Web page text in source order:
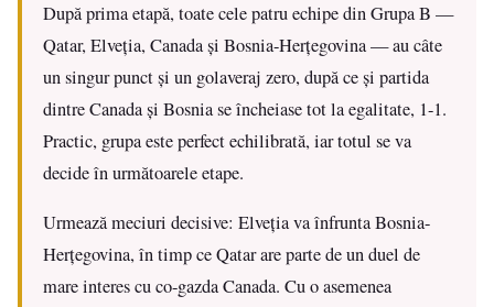
După prima etapă, toate cele patru echipe din Grupa B —
Qatar, Elveția, Canada și Bosnia-Herțegovina — au câte
un singur punct și un golaveraj zero, după ce și partida
dintre Canada și Bosnia se încheiase tot la egalitate, 1-1.
Practic, grupa este perfect echilibrată, iar totul se va
decide în următoarele etape.
Urmează meciuri decisive: Elveția va înfrunta Bosnia-
Herțegovina, în timp ce Qatar are parte de un duel de
mare interes cu co-gazda Canada. Cu o asemenea